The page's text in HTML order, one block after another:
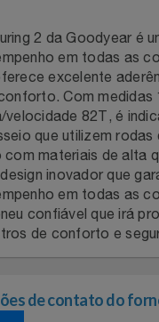
2 da Goodyear é
em todas as
excelente
Com medidas
velocidade 82T, é
que utilizem rodas
com materiais de alta
inovador que
em todas as
confiável que irá
de conforto e
de contato do